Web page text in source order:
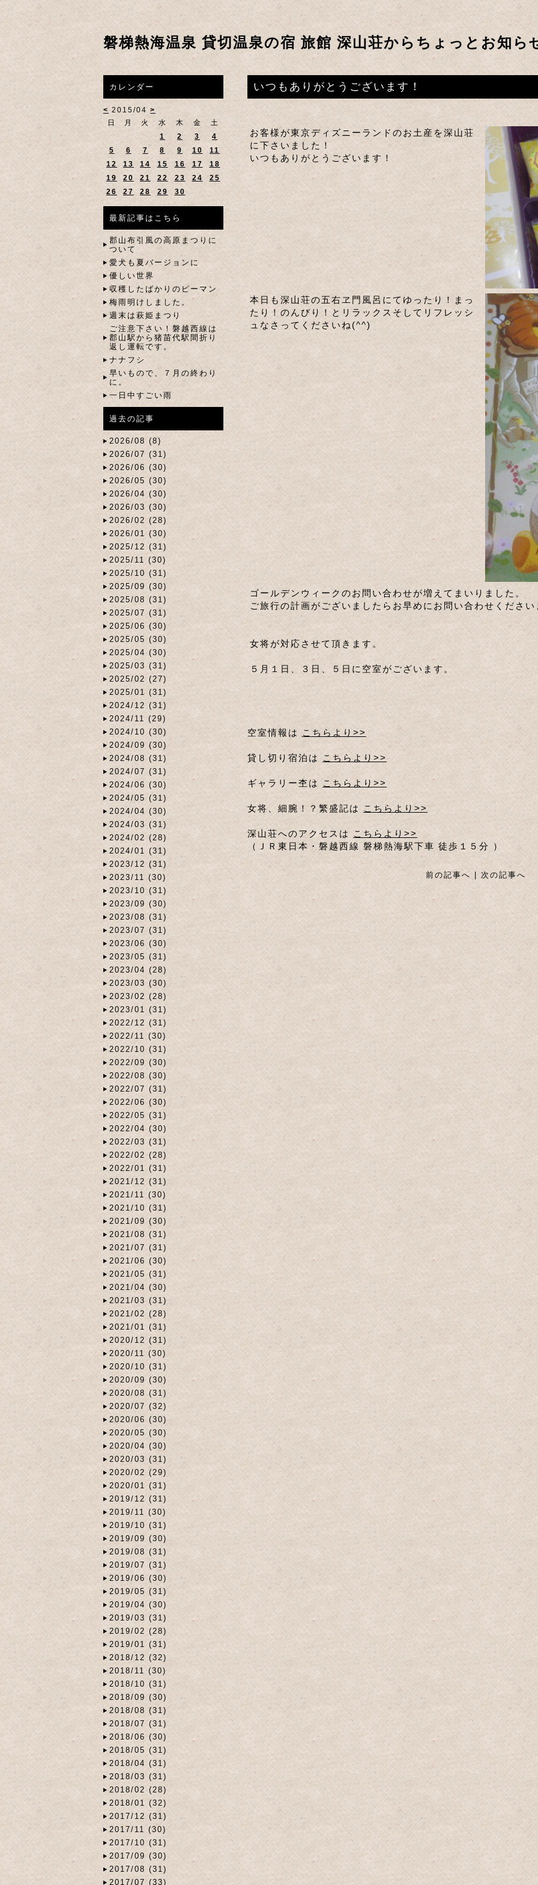
磐梯熱海温泉 貸切温泉の宿 旅館 深山荘からちょっとお知ら
いつもありがとうございます！
お客様が東京ディズニーランドのお土産を深山荘
に下さいました！
いつもありがとうございます！
本日も深山荘の五右ヱ門風呂にてゆったり！まっ
たり！のんびり！とリラックスそしてリフレッシ
ュなさってくださいね(^^)
ゴールデンウィークのお問い合わせが増えてまいりました。
ご旅行の計画がございましたらお早めにお問い合わせください
女将が対応させて頂きます。
５月１日、３日、５日に空室がございます。
空室情報は こちらより>>
貸し切り宿泊は こちらより>>
ギャラリー杢は こちらより>>
女将、細腕！？繁盛記は こちらより>>
深山荘へのアクセスは
こちらより>>
（ＪＲ東日本・磐越西線 磐梯熱海駅下車 徒歩１５分 ）
前の記事へ | 次の記事へ
カレンダー
< 2015/04 >
日
月 火 水 木 金
土
1
2 3
4
5
6 7 8 9 10
11
12
13 14 15 16 17
18
19
20 21 22 23 24
25
26
27 28 29 30
最新記事はこちら
郡山布引風の高原まつりに
ついて
愛犬も夏バージョンに
優しい世界
収穫したばかりのピーマン
梅雨明けしました。
週末は萩姫まつり
ご注意下さい！磐越西線は
郡山駅から猪苗代駅間折り
返し運転です。
ナナフシ
早いもので、７月の終わり
に。
一日中すごい雨
過去の記事
2026/08 (8)
2026/07 (31)
2026/06 (30)
2026/05 (30)
2026/04 (30)
2026/03 (30)
2026/02 (28)
2026/01 (30)
2025/12 (31)
2025/11 (30)
2025/10 (31)
2025/09 (30)
2025/08 (31)
2025/07 (31)
2025/06 (30)
2025/05 (30)
2025/04 (30)
2025/03 (31)
2025/02 (27)
2025/01 (31)
2024/12 (31)
2024/11 (29)
2024/10 (30)
2024/09 (30)
2024/08 (31)
2024/07 (31)
2024/06 (30)
2024/05 (31)
2024/04 (30)
2024/03 (31)
2024/02 (28)
2024/01 (31)
2023/12 (31)
2023/11 (30)
2023/10 (31)
2023/09 (30)
2023/08 (31)
2023/07 (31)
2023/06 (30)
2023/05 (31)
2023/04 (28)
2023/03 (30)
2023/02 (28)
2023/01 (31)
2022/12 (31)
2022/11 (30)
2022/10 (31)
2022/09 (30)
2022/08 (30)
2022/07 (31)
2022/06 (30)
2022/05 (31)
2022/04 (30)
2022/03 (31)
2022/02 (28)
2022/01 (31)
2021/12 (31)
2021/11 (30)
2021/10 (31)
2021/09 (30)
2021/08 (31)
2021/07 (31)
2021/06 (30)
2021/05 (31)
2021/04 (30)
2021/03 (31)
2021/02 (28)
2021/01 (31)
2020/12 (31)
2020/11 (30)
2020/10 (31)
2020/09 (30)
2020/08 (31)
2020/07 (32)
2020/06 (30)
2020/05 (30)
2020/04 (30)
2020/03 (31)
2020/02 (29)
2020/01 (31)
2019/12 (31)
2019/11 (30)
2019/10 (31)
2019/09 (30)
2019/08 (31)
2019/07 (31)
2019/06 (30)
2019/05 (31)
2019/04 (30)
2019/03 (31)
2019/02 (28)
2019/01 (31)
2018/12 (32)
2018/11 (30)
2018/10 (31)
2018/09 (30)
2018/08 (31)
2018/07 (31)
2018/06 (30)
2018/05 (31)
2018/04 (31)
2018/03 (31)
2018/02 (28)
2018/01 (32)
2017/12 (31)
2017/11 (30)
2017/10 (31)
2017/09 (30)
2017/08 (31)
2017/07 (33)